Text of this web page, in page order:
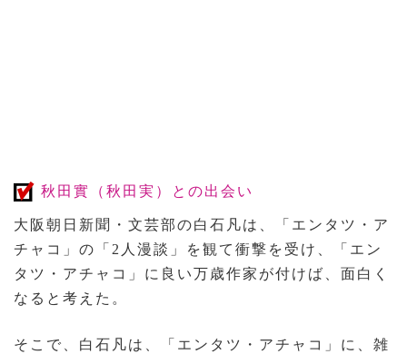
秋田實（秋田実）との出会い
大阪朝日新聞・文芸部の白石凡は、「エンタツ・ア
チャコ」の「2人漫談」を観て衝撃を受け、「エン
タツ・アチャコ」に良い万歳作家が付けば、面白く
なると考えた。
そこで、白石凡は、「エンタツ・アチャコ」に、雑